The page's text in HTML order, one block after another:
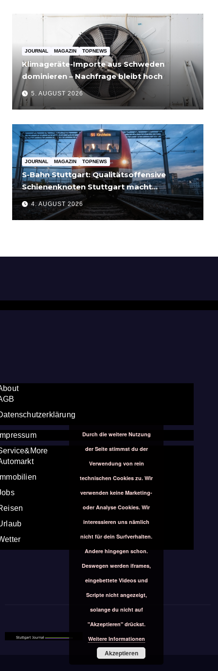
JOURNAL MAGAZIN TOPNEWS
Klimageräte-Importe aus Schweden
dominieren – Nachfrage bleibt hoch
5. AUGUST 2026
JOURNAL MAGAZIN TOPNEWS
S-Bahn Stuttgart: Qualitätsoffensive
Schienenknoten Stuttgart macht
Fortschritte – Projekte abgeschlossen
4. AUGUST 2026
Durch die weitere Nutzung
der Seite stimmst du der
Verwendung von rein
technischen Cookies zu. Wir
verwenden keine Marketing-
oder Analyse Cookies. Wir
interessieren uns nämlich
nicht für dein Surfverhalten.
Andere hingegen schon.
Deswegen werden iframes,
eingebettete Videos und
Scripte nicht angezeigt,
solange du nicht auf
"Akzeptieren" drückst.
Weitere Informationen
Akzeptieren